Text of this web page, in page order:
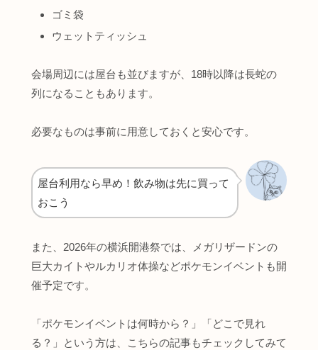
ゴミ袋
ウェットティッシュ
会場周辺には屋台も並びますが、18時以降は長蛇の
列になることもあります。
必要なものは事前に用意しておくと安心です。
屋台利用なら早め！飲み物は先に買って
おこう
また、2026年の横浜開港祭では、メガリザードンの
巨大カイトやルカリオ体操などポケモンイベントも開
催予定です。
「ポケモンイベントは何時から？」「どこで見れ
る？」という方は、こちらの記事もチェックしてみて